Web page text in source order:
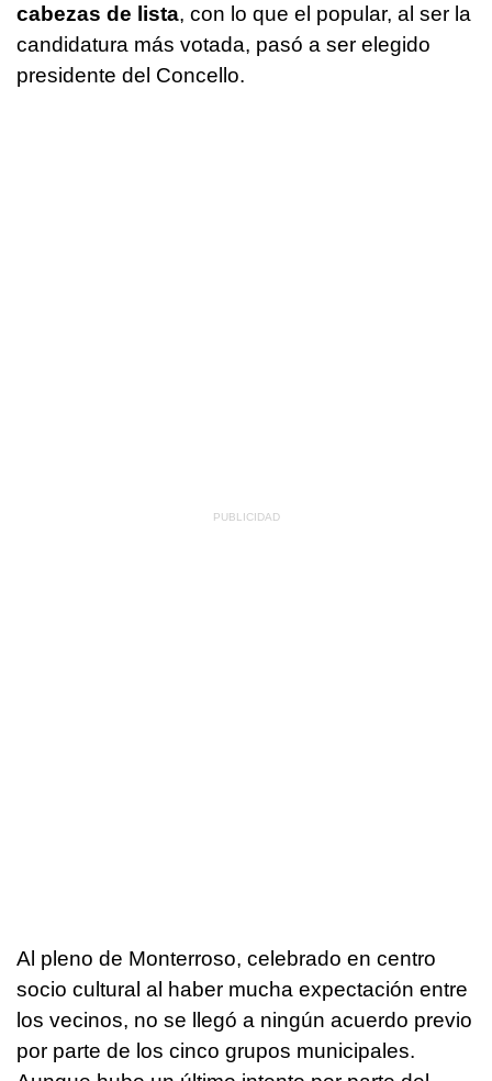
cabezas de lista, con lo que el popular, al ser la
candidatura más votada, pasó a ser elegido
presidente del Concello.
Al pleno de Monterroso, celebrado en centro
socio cultural al haber mucha expectación entre
los vecinos, no se llegó a ningún acuerdo previo
por parte de los cinco grupos municipales.